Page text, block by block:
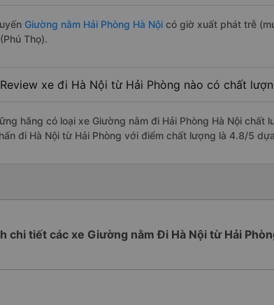
Giường nằm Hải Phòng Hà Nội có giờ xuất phát trễ
Thọ).
Review xe đi Hà Nội từ Hải Phòng nào có chất
hãng có loại xe Giường nằm đi Hải Phòng Hà Nội
đi Hà Nội từ Hải Phòng với điểm chất lượng là 4.8/5
chi tiết các xe Giường nằm Đi Hà Nội từ Hải